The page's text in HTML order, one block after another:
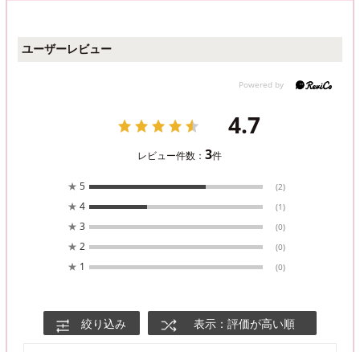
ユーザーレビュー
4.7
レビュー件数：3件
★ 5 (2)
★ 4 (1)
★ 3 (0)
★ 2 (0)
★ 1 (0)
絞り込み 表示：評価が高い順